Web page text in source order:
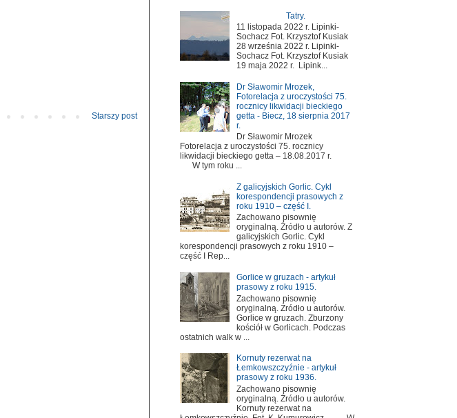
Starszy post
Tatry.
11 listopada 2022 r. Lipinki-
Sochacz Fot. Krzysztof Kusiak
28 września 2022 r. Lipinki-
Sochacz Fot. Krzysztof Kusiak
19 maja 2022 r. Lipink...
Dr Sławomir Mrozek,
Fotorelacja z uroczystości 75.
rocznicy likwidacji bieckiego
getta - Biecz, 18 sierpnia 2017
r.
Dr Sławomir Mrozek
Fotorelacja z uroczystości 75. rocznicy
likwidacji bieckiego getta – 18.08.2017 r.
W tym roku ...
Z galicyjskich Gorlic. Cykl
korespondencji prasowych z
roku 1910 – część I.
Zachowano pisownię
oryginalną. Źródło u autorów. Z
galicyjskich Gorlic. Cykl
korespondencji prasowych z roku 1910 –
część I Rep...
Gorlice w gruzach - artykuł
prasowy z roku 1915.
Zachowano pisownię
oryginalną. Źródło u autorów.
Gorlice w gruzach. Zburzony
kościół w Gorlicach. Podczas
ostatnich walk w ...
Kornuty rezerwat na
Łemkowszczyźnie - artykuł
prasowy z roku 1936.
Zachowano pisownię
oryginalną. Źródło u autorów.
Kornuty rezerwat na